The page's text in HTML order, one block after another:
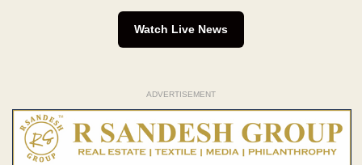
Watch Live News
ADVERTISEMENT